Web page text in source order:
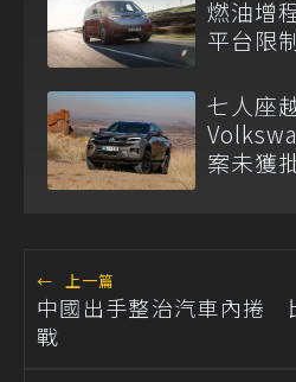
燃油增
平台限
七人座
案未獲
← 上一篇
中國出手整治汽車內捲
戰